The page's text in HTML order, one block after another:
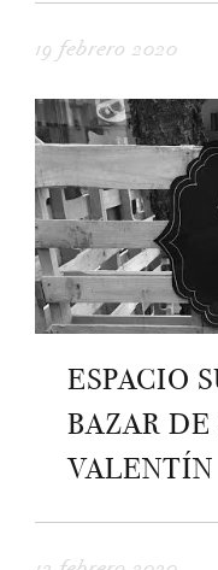
19 febrero 2020
ESPACIO
BAZAR DE
VALENTÍN